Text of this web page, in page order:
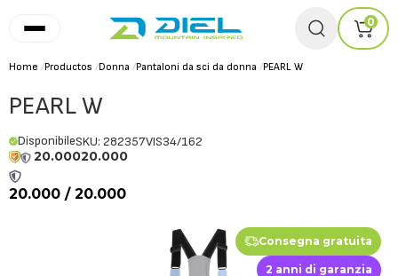
0
Home /Productos /Donna /Pantaloni da sci da donna /PEARL W
PEARL W
DisponibileSKU: 282357VIS34/162
20.00020.000
20.000 / 20.000
Consegna gratuita
2 anni di garanzia